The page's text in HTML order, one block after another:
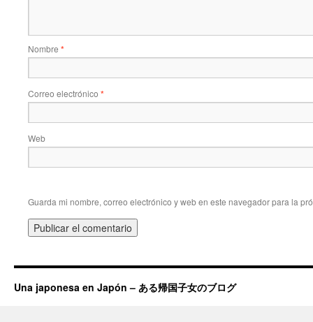
Nombre *
Correo electrónico *
Web
Guarda mi nombre, correo electrónico y web en este navegador para la
Una japonesa en Japón – ある帰国子女のブログ